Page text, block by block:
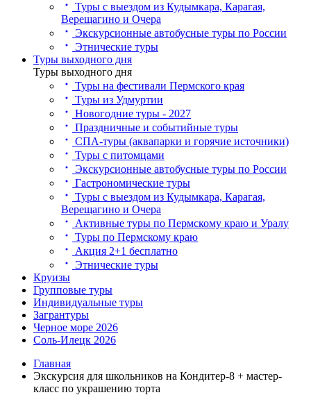
Туры с выездом из Кудымкара, Карагая,
Верещагино и Очера
Экскурсионные автобусные туры по России
Этнические туры
Туры выходного дня
Туры выходного дня
Туры на фестивали Пермского края
Туры из Удмуртии
Новогодние туры - 2027
Праздничные и событийные туры
СПА-туры (аквапарки и горячие источники)
Туры с питомцами
Экскурсионные автобусные туры по России
Гастрономические туры
Туры с выездом из Кудымкара, Карагая,
Верещагино и Очера
Активные туры по Пермскому краю и Уралу
Туры по Пермскому краю
Акция 2+1 бесплатно
Этнические туры
Круизы
Групповые туры
Индивидуальные туры
Загрантуры
Черное море 2026
Соль-Илецк 2026
Главная
Экскурсия для школьников на Кондитер-8 + мастер-
класс по украшению торта